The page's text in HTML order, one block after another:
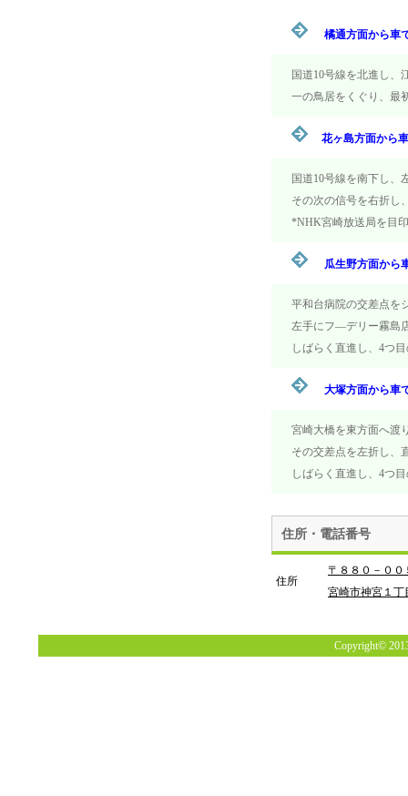
橘通方面から車
国道10号線を北進し、
一の鳥居をくぐり、最
花ヶ島方面から
国道10号線を南下し、
その次の信号を右折し
*NHK宮崎放送局を目
瓜生野方面から
平和台病院の交差点を
左手にフ―デリー霧島
しばらく直進し、4つ
大塚方面から車
宮崎大橋を東方面へ渡
その交差点を左折し、
しばらく直進し、4つ
住所・電話番号
住所
〒８８０－００
宮崎市神宮１丁
Copyright©